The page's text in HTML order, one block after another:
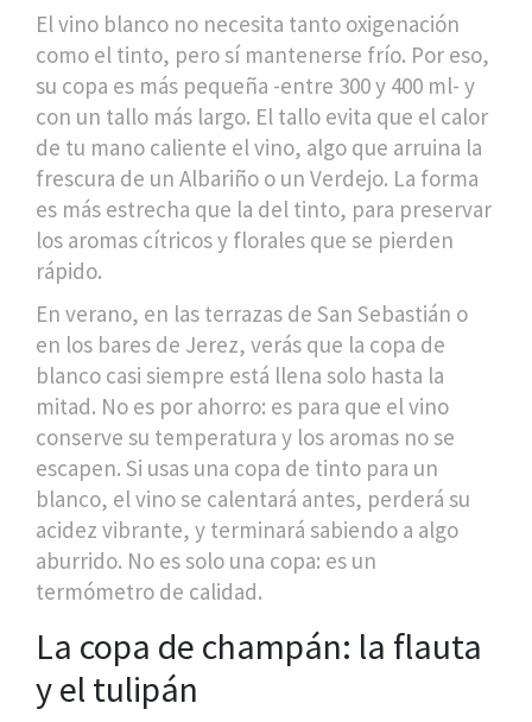
El vino blanco no necesita tanto oxigenación
como el tinto, pero sí mantenerse frío. Por eso,
su copa es más pequeña -entre 300 y 400 ml- y
con un tallo más largo. El tallo evita que el calor
de tu mano caliente el vino, algo que arruina la
frescura de un Albariño o un Verdejo. La forma
es más estrecha que la del tinto, para preservar
los aromas cítricos y florales que se pierden
rápido.
En verano, en las terrazas de San Sebastián o
en los bares de Jerez, verás que la copa de
blanco casi siempre está llena solo hasta la
mitad. No es por ahorro: es para que el vino
conserve su temperatura y los aromas no se
escapen. Si usas una copa de tinto para un
blanco, el vino se calentará antes, perderá su
acidez vibrante, y terminará sabiendo a algo
aburrido. No es solo una copa: es un
termómetro de calidad.
La copa de champán: la flauta
y el tulipán